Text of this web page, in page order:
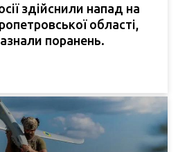
здійснили напад на
області,
поранень.